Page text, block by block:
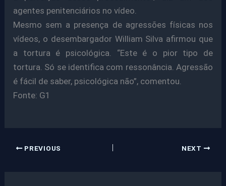
agentes penitenciários no vídeo.
Mesmo sem a presença de agressões físicas nos
vídeos, o desembargador William Silva afirmou que
a tortura é psicológica. “Este é o pior tipo de
tortura. Só se identifica com ressonância. Agressão
é fácil de saber, psicológica não”, comentou.
Fonte: G1
PREVIOUS NEXT